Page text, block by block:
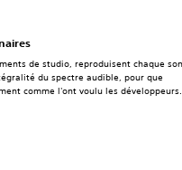
de studio, reproduisent chaque son
du spectre audible, pour que
comme l'ont voulu les développeurs.